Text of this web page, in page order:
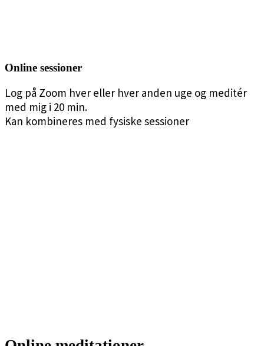
Online sessioner
Log på Zoom hver eller hver anden uge og meditér
med mig i 20 min.
Kan kombineres med fysiske sessioner